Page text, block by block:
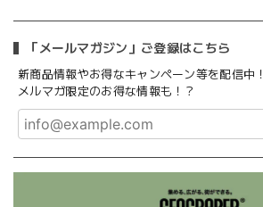
「メールマガジン」ご登録はこちら
新商品情報やお得なキャンペーン等を配信中！
メルマガ限定のお得な情報も！？